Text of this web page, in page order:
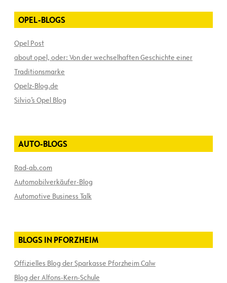
OPEL-BLOGS
Opel Post
about opel, oder: Von der wechselhaften Geschichte einer
Traditionsmarke
Opelz-Blog.de
Silvio’s Opel Blog
AUTO-BLOGS
Rad-ab.com
Automobilverkäufer-Blog
Automotive Business Talk
BLOGS IN PFORZHEIM
Offizielles Blog der Sparkasse Pforzheim Calw
Blog der Alfons-Kern-Schule